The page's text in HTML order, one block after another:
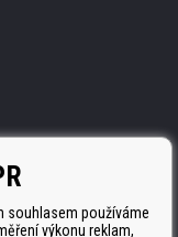
souhlasem používáme
výkonu reklam,